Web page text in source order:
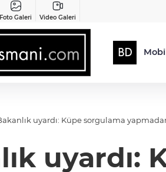
Foto Galeri Video Galeri
uyardı: Küpe sorgulama
uyardı: